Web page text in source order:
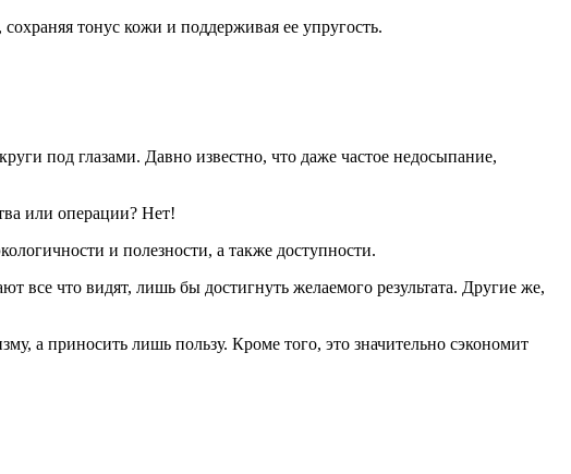
тонус кожи и поддерживая ее упругость.
под глазами. Давно известно, что даже частое недосыпание,
или операции? Нет!
и полезности, а также доступности.
что видят, лишь бы достигнуть желаемого результата. Другие же,
а приносить лишь пользу. Кроме того, это значительно сэкономит